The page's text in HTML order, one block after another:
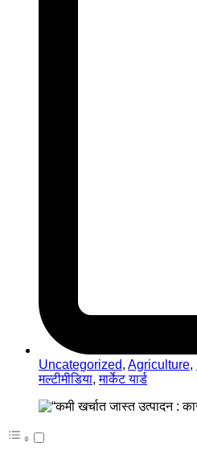
Uncategorized, Agriculture,
मल्टीमीडिया,मार्केट यार्ड